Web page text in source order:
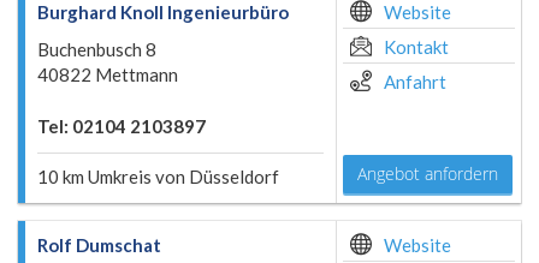
Burghard Knoll Ingenieurbüro
Buchenbusch 8
40822 Mettmann
Tel: 02104 2103897
10 km Umkreis von Düsseldorf
Website
Kontakt
Anfahrt
Angebot anfordern
Rolf Dumschat
Website